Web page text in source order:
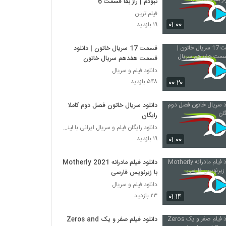
۰۱:۰۰
فیلم ترین
۱۹ بازدید
۰۰:۲۰
قسمت 17 سریال خاتون | دانلود
قسمت هفدهم سریال خاتون
دانلود فیلم و سریال
۵۴۸ بازدید
۰۱:۰۰
دانلود سریال خاتون فصل دوم کاملا
رایگان
دانلود رایگان فیلم و سریال ایرانی با لینک مستقیم
۱۹ بازدید
۰۱:۱۴
دانلود فیلم مادرانه Motherly 2021
با زیرنویس فارسی
دانلود فیلم و سریال
۲۳ بازدید
دانلود فیلم صفر و یک Zeros and